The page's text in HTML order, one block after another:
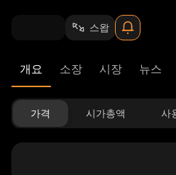
스왑
개요 소장 시장 뉴스
가격 시가총액 사